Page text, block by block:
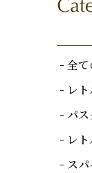
全て
レ
パ
レ
ス